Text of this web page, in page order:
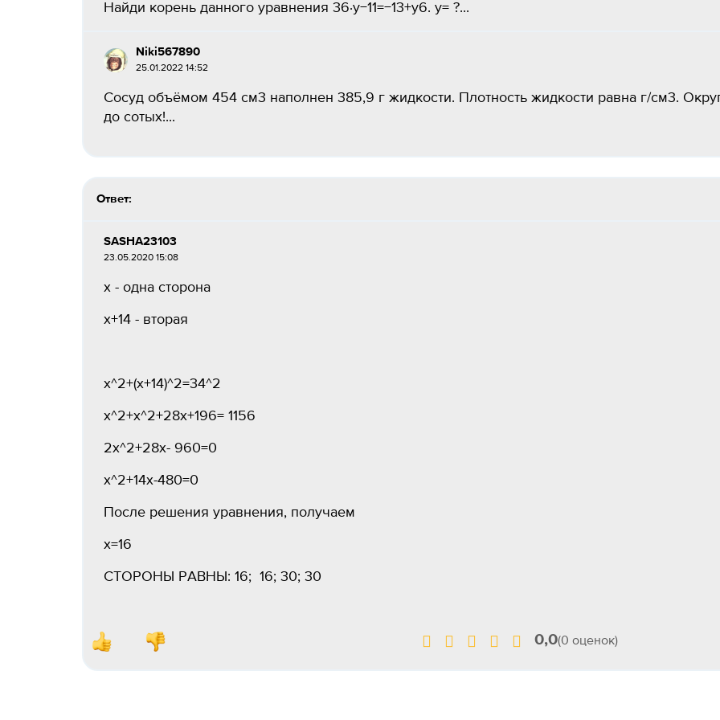
Найди корень данного уравнения 36⋅y−11=−13+y6. y= ?...
Niki567890
25.01.2022 14:52
Сосуд объёмом 454 см3 наполнен 385,9 г жидкости. Плотность жидкости равна г/см3.
до сотых!...
Ответ:
SASHA23103
23.05.2020 15:08
x - одна сторона
x+14 - вторая
x^2+(x+14)^2=34^2
x^2+x^2+28x+196= 1156
2x^2+28x- 960=0
x^2+14x-480=0
После решения уравнения, получаем
x=16
СТОРОНЫ РАВНЫ: 16; 16; 30; 30
0,0(0 оценок)